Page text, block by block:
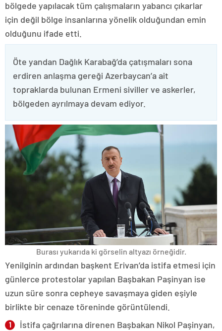
bölgede yapılacak tüm çalışmaların yabancı çıkarlar
için değil bölge insanlarına yönelik olduğundan emin
olduğunu ifade etti.
Öte yandan Dağlık Karabağ’da çatışmaları sona
erdiren anlaşma gereği Azerbaycan’a ait
topraklarda bulunan Ermeni siviller ve askerler,
bölgeden ayrılmaya devam ediyor.
Burası yukarıda ki görselin altyazı örneğidir.
Yenilginin ardından başkent Erivan’da istifa etmesi için
günlerce protestolar yapılan Başbakan Paşinyan ise
uzun süre sonra cepheye savaşmaya giden eşiyle
birlikte bir cenaze töreninde görüntülendi.
İstifa çağrılarına direnen Başbakan Nikol Paşinyan,